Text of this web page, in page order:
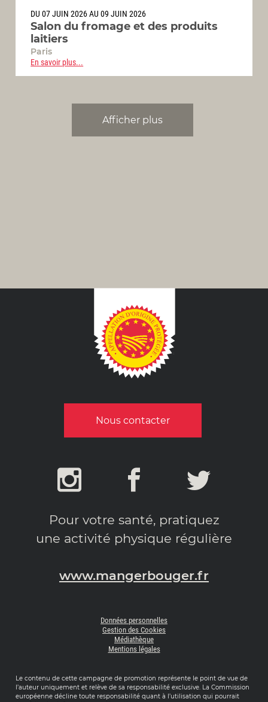
DU 07 JUIN 2026 AU 09 JUIN 2026
Salon du fromage et des produits
laitiers
Paris
En savoir plus...
Afficher plus
Nous contacter
Pour votre santé, pratiquez
une activité physique régulière
www.mangerbouger.fr
Données personnelles
Gestion des Cookies
Médiathèque
Mentions légales
Le contenu de cette campagne de promotion représente le point de vue de
l’auteur uniquement et relève de sa responsabilité exclusive. La Commission
européenne décline toute responsabilité quant à l’utilisation qui pourrait